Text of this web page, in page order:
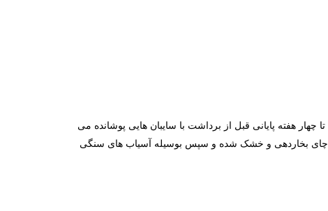
هفته پایانی قبل از برداشت با سایبان هایی پوشانده می
چای بخاردهی و خشک شده و سپس بوسیله آسیاب های سنگی